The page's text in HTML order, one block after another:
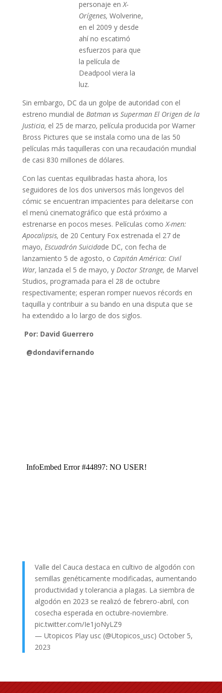
personaje enX-
Orígenes, Wolverine,
en el 2009 y desde
ahí no escatimó
esfuerzos para que
la película de
Deadpool viera la
luz.
Sin embargo, DC da un golpe de autoridad con el
estreno mundial de Batman vs Superman El Origen de la
Justicia, el 25 de marzo, película producida por Warner
Bross Pictures que se instala como una de las 50
películas más taquilleras con una recaudación mundial
de casi 830 millones de dólares.
Con las cuentas equilibradas hasta ahora, los
seguidores de los dos universos más longevos del
cómic se encuentran impacientes para deleitarse con
el menú cinematográfico que está próximo a
estrenarse en pocos meses. Películas comoX-men:
Apocalipsis, de 20 Century Fox estrenada el 27 de
mayo, Escuadrón Suicidade DC, con fecha de
lanzamiento 5 de agosto, o Capitán América: Civil
War, lanzada el 5 de mayo, y Doctor Strange, de Marvel
Studios, programada para el 28 de octubre
respectivamente; esperan romper nuevos récords en
taquilla y contribuir a su bando en una disputa que se
ha extendido a lo largo de dos siglos.
Por: David Guerrero
@dondavifernando
Valle del Cauca destaca en cultivo de algodón con
semillas genéticamente modificadas, aumentando
productividad y tolerancia a plagas. La siembra de
algodón en 2023 se realizó de febrero-abril, con
cosecha esperada en octubre-noviembre.
pic.twitter.com/Ie1joNyLZ9
— Utopicos Play usc (@Utopicos_usc) October 5,
2023